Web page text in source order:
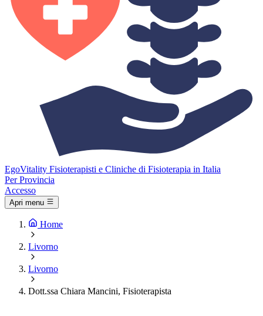
EgoVitality Fisioterapisti e Cliniche di Fisioterapia in Italia
Per Provincia
Accesso
Apri menu
Home
Livorno
Livorno
Dott.ssa Chiara Mancini, Fisioterapista